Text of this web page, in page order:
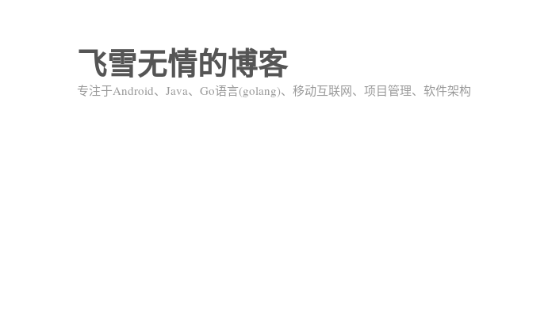
飞雪无情的博客
专注于Android、Java、Go语言(golang)、移动互联网、项目管理、软件架构